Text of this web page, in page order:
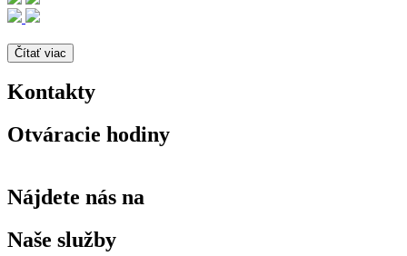
Čítať viac
Kontakty
Otváracie hodiny
Nájdete nás na
Naše služby